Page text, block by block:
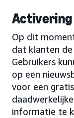
Activering
Op dit
dat klanten de
Gebruikers
op een
voor een
informatie te